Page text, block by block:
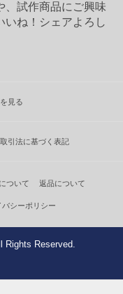
、試作商品にご興味
いね！シェアよろし
見る
引法に基づく表記
ついて 返品について
バシーポリシー
Rights Reserved.